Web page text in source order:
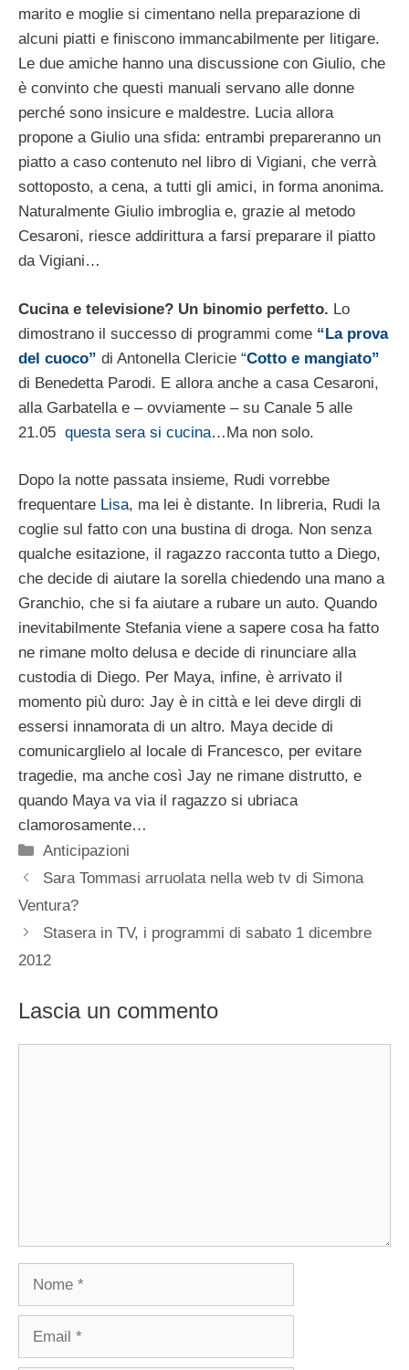
marito e moglie si cimentano nella preparazione di
alcuni piatti e finiscono immancabilmente per litigare.
Le due amiche hanno una discussione con Giulio, che
è convinto che questi manuali servano alle donne
perché sono insicure e maldestre. Lucia allora
propone a Giulio una sfida: entrambi prepareranno un
piatto a caso contenuto nel libro di Vigiani, che verrà
sottoposto, a cena, a tutti gli amici, in forma anonima.
Naturalmente Giulio imbroglia e, grazie al metodo
Cesaroni, riesce addirittura a farsi preparare il piatto
da Vigiani…
Cucina e televisione? Un binomio perfetto. Lo
dimostrano il successo di programmi come “La prova
del cuoco” di Antonella Clericie “Cotto e mangiato”
di Benedetta Parodi. E allora anche a casa Cesaroni,
alla Garbatella e – ovviamente – su Canale 5 alle
21.05 questa sera si cucina…Ma non solo.
Dopo la notte passata insieme, Rudi vorrebbe
frequentare Lisa, ma lei è distante. In libreria, Rudi la
coglie sul fatto con una bustina di droga. Non senza
qualche esitazione, il ragazzo racconta tutto a Diego,
che decide di aiutare la sorella chiedendo una mano a
Granchio, che si fa aiutare a rubare un auto. Quando
inevitabilmente Stefania viene a sapere cosa ha fatto
ne rimane molto delusa e decide di rinunciare alla
custodia di Diego. Per Maya, infine, è arrivato il
momento più duro: Jay è in città e lei deve dirgli di
essersi innamorata di un altro. Maya decide di
comunicarglielo al locale di Francesco, per evitare
tragedie, ma anche così Jay ne rimane distrutto, e
quando Maya va via il ragazzo si ubriaca
clamorosamente…
Categorie
Anticipazioni
Sara Tommasi arruolata nella web tv di Simona
Ventura?
Stasera in TV, i programmi di sabato 1 dicembre
2012
Lascia un commento